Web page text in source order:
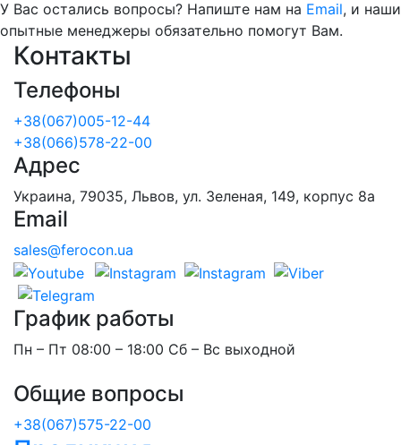
У Вас остались вопросы? Напиште нам на Email, и наши
опытные менеджеры обязательно помогут Вам.
Контакты
Телефоны
+38(067)005-12-44
+38(066)578-22-00
Адрес
Украина, 79035, Львов, ул. Зеленая, 149, корпус 8а
Email
sales@ferocon.ua
График работы
Пн – Пт 08:00 – 18:00 Сб – Вс выходной
Общие вопросы
+38(067)575-22-00